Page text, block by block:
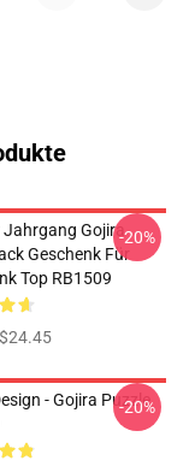
Jahrgang Gojira
Geschenk Für
Top RB1509
$24.45
-20%
- Gojira Puzzle
-20%